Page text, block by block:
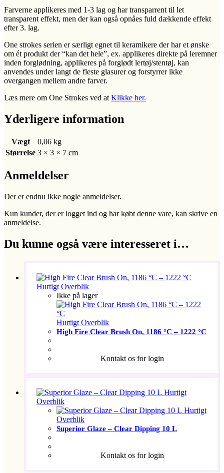
Farverne applikeres med 1-3 lag og har transparrent til let
transparent effekt, men der kan også opnåes fuld dækkende effekt
efter 3. lag.
One strokes serien er særligt egnet til keramikere der har et ønske
om ét produkt der “kan det hele”, ex. applikeres direkte på leremner
inden forglødning, applikeres på forglødt lertøj/stentøj, kan
anvendes under langt de fleste glasurer og forstyrrer ikke
overgangen mellem andre farver.
Læs mere om One Strokes ved atKlikke her.
Yderligere information
Vægt
0,06 kg
Størrelse 3 × 3 × 7 cm
Anmeldelser
Der er endnu ikke nogle anmeldelser.
Kun kunder, der er logget ind og har købt denne vare, kan skrive en
anmeldelse.
Du kunne også være interesseret i…
Hurtigt Overblik
Ikke på lager
Hurtigt Overblik
High Fire Clear Brush On, 1186 °C – 1222 °C
Kontakt os for login
Hurtigt
Overblik
Hurtigt
Overblik
Superior Glaze – Clear Dipping 10 L
Kontakt os for login